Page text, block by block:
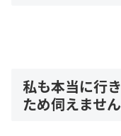
私も本当に行
ため伺えません